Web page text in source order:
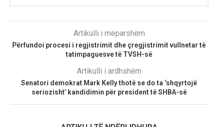
Artikulli i mëparshëm
Përfundoi procesi i regjistrimit dhe çregjistrimit vullnetar të
tatimpaguesve të TVSH-së
Artikulli i ardhshëm
Senatori demokrat Mark Kelly thotë se do ta ‘shqyrtojë
seriozisht’ kandidimin për president të SHBA-së